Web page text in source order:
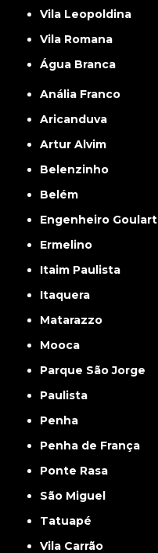
Vila Leopoldina
Vila Romana
Água Branca
Anália Franco
Aricanduva
Artur Alvim
Belenzinho
Belém
Engenheiro Goulart
Ermelino
Itaim Paulista
Itaquera
Matarazzo
Mooca
Parque São Jorge
Paulista
Penha
Penha de França
Ponte Rasa
São Miguel
Tatuapé
Vila Carrão